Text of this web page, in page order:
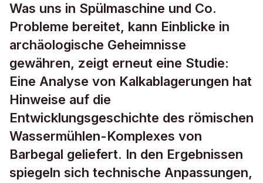
Kalkschichten erzählen antike
Fabrikgeschichte
Was uns in Spülmaschine und Co.
Probleme bereitet, kann Einblicke in
archäologische Geheimnisse
gewähren, zeigt erneut eine Studie:
Eine Analyse von Kalkablagerungen hat
Hinweise auf die
Entwicklungsgeschichte des römischen
Wassermühlen-Komplexes von
Barbegal geliefert. In den Ergebnissen
spiegeln sich technische Anpassungen,